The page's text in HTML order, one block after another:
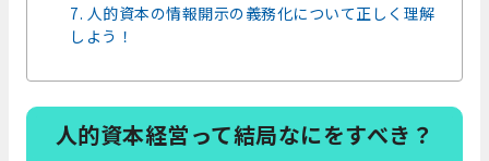
7. 人的資本の情報開示の義務化について正しく理解
しよう！
人的資本経営って結局なにをすべき？